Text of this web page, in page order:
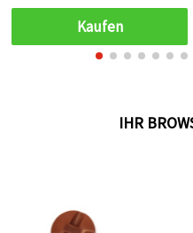
Kaufen
IHR